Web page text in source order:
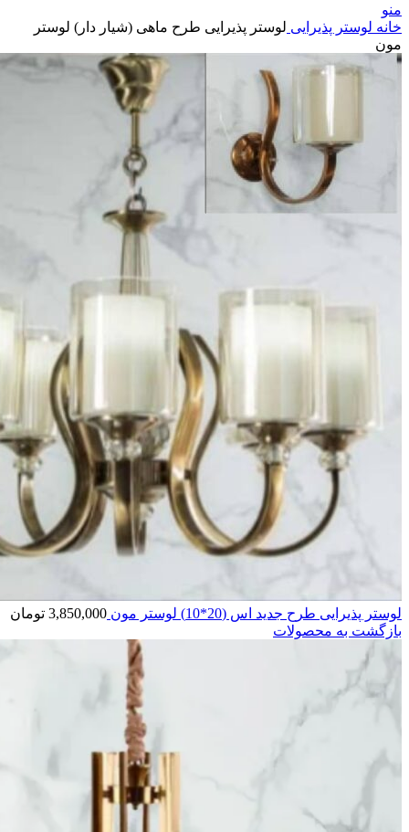
منو
خانه لوستر پذیرایی لوستر پذیرایی طرح ماهی (شیار دار) لوستر
مون
لوستر پذیرایی طرح جدید اس (20*10) لوستر مون 3,850,000 تومان
بازگشت به محصولات